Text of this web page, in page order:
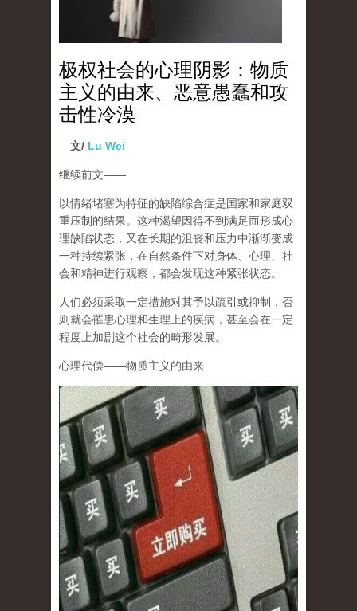
极权社会的心理阴影：物质
主义的由来、恶意愚蠢和攻
击性冷漠
文/ Lu Wei
继续前文——
以情绪堵塞为特征的缺陷综合症是国家和家庭双
重压制的结果。这种渴望因得不到满足而形成心
理缺陷状态，又在长期的沮丧和压力中渐渐变成
一种持续紧张，在自然条件下对身体、心理、社
会和精神进行观察，都会发现这种紧张状态。
人们必须采取一定措施对其予以疏引或抑制，否
则就会罹患心理和生理上的疾病，甚至会在一定
程度上加剧这个社会的畸形发展。
心理代偿——物质主义的由来